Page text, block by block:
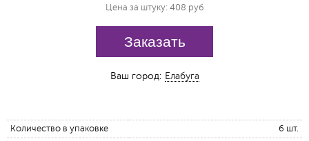
Цена за штуку: 408 руб
Заказать
Ваш город: Елабуга
Количество в упаковке
6 шт.